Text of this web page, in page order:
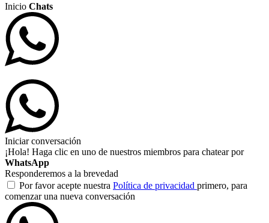
Inicio Chats
Iniciar conversación
¡Hola! Haga clic en uno de nuestros miembros para chatear por
WhatsApp
Responderemos a la brevedad
Por favor acepte nuestra Política de privacidad primero, para
comenzar una nueva conversación